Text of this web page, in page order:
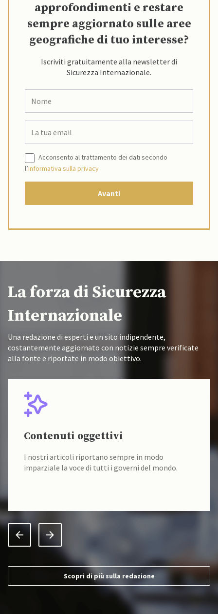
approfondimenti e restare
sempre aggiornato sulle aree
geografiche di tuo interesse?
Iscriviti gratuitamente alla newsletter di
Sicurezza Internazionale.
Acconsento al trattamento dei dati secondo
l’informativa sulla privacy
La forza di Sicurezza
Internazionale
Una redazione di esperti e un sito indipendente,
costantemente aggiornato con notizie sempre verificate
alla fonte e riportate in modo obiettivo.
Contenuti oggettivi
I nostri articoli riportano sempre in modo
imparziale la voce di tutti i governi del mondo.
Scopri di più sulla redazione